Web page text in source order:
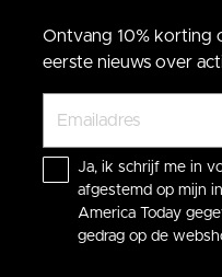
Ontvang 10% korting
eerste nieuws over
Ja, ik schrijf me in
afgestemd op mijn
America Today
gedrag op de